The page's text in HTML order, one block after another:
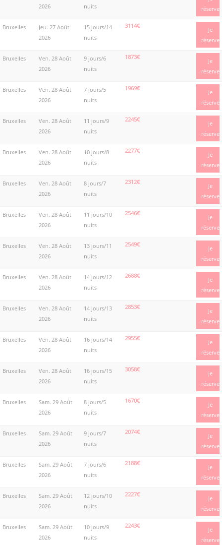
2026 nuits
réserve
Bruxelles
Jeu. 27 Août
2026
15 jours/14
nuits
3114€
Je
réserve
Bruxelles
Ven. 28 Août
2026
9 jours/6
nuits
1873€
Je
réserve
Bruxelles
Ven. 28 Août
2026
7 jours/5
nuits
1969€
Je
réserve
Bruxelles
Ven. 28 Août
2026
11 jours/9
nuits
2245€
Je
réserve
Bruxelles
Ven. 28 Août
2026
10 jours/8
nuits
2277€
Je
réserve
Bruxelles
Ven. 28 Août
2026
8 jours/7
nuits
2312€
Je
réserve
Bruxelles
Ven. 28 Août
2026
11 jours/10
nuits
2546€
Je
réserve
Bruxelles
Ven. 28 Août
2026
13 jours/11
nuits
2549€
Je
réserve
Bruxelles
Ven. 28 Août
2026
14 jours/12
nuits
2688€
Je
réserve
Bruxelles
Ven. 28 Août
2026
14 jours/13
nuits
2853€
Je
réserve
Bruxelles
Ven. 28 Août
2026
16 jours/14
nuits
2955€
Je
réserve
Bruxelles
Ven. 28 Août
2026
16 jours/15
nuits
3058€
Je
réserve
Bruxelles
Sam. 29 Août
2026
8 jours/5
nuits
1670€
Je
réserve
Bruxelles
Sam. 29 Août
2026
9 jours/7
nuits
2074€
Je
réserve
Bruxelles
Sam. 29 Août
2026
7 jours/6
nuits
2188€
Je
réserve
Bruxelles
Sam. 29 Août
2026
12 jours/10
nuits
2227€
Je
réserve
Bruxelles
Sam. 29 Août
2026
10 jours/9
nuits
2243€
Je
réserve